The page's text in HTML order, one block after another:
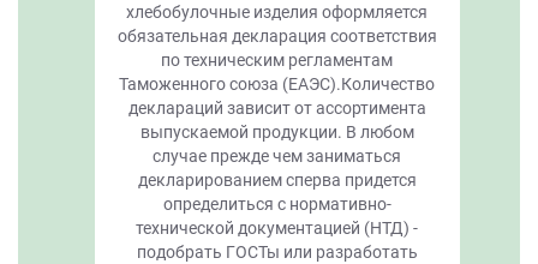
хлебобулочные изделия оформляется
обязательная декларация соответствия
по техническим регламентам
Таможенного союза (ЕАЭС).Количество
деклараций зависит от ассортимента
выпускаемой продукции. В любом
случае прежде чем заниматься
декларированием сперва придется
определиться с нормативно-
технической документацией (НТД) -
подобрать ГОСТы или разработать